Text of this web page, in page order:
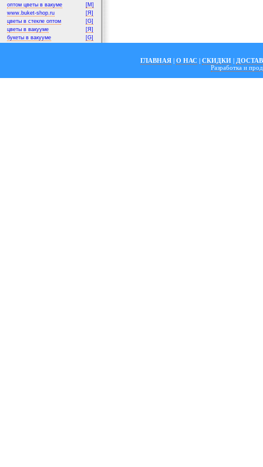
оптом цветы в вакуме
[M]
www.buket-shop.ru
[Я]
цветы в стекле оптом
[G]
цветы в вакууме
[Я]
букеты в вакууме
[G]
ГЛАВНАЯ | О НАС | СКИДКИ |
Разработка и